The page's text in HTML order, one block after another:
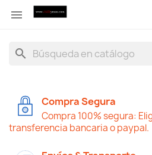

search
Compra Segura
Compra 100% segura:
transferencia bancaria o paypal.